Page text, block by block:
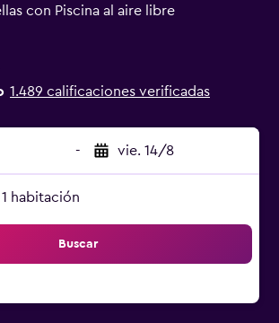
con Piscina al aire libre
1.489 calificaciones verificadas
- vie. 14/8
habitación
Buscar